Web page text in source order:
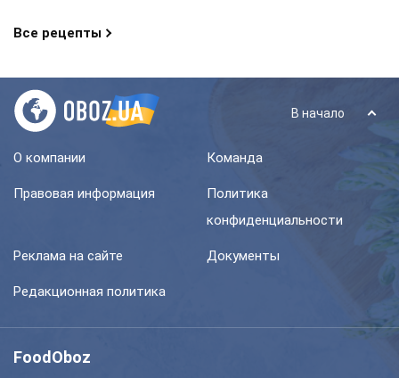
Все рецепты
В начало
О компании Команда
Правовая информация
Политика
конфиденциальности
Реклама на сайте Документы
Редакционная политика
FoodOboz